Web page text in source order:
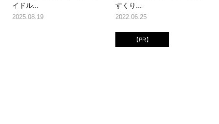
イドル...
2025.08.19
すくり...
2022.06.25
【PR】